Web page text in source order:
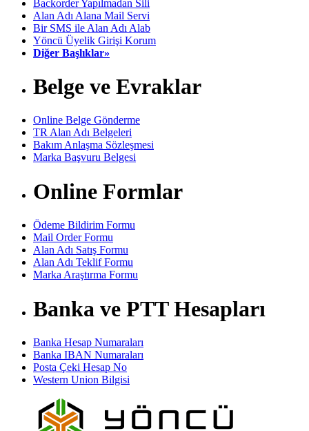
Backorder Yapılmadan Sili
Alan Adı Alana Mail Servi
Bir SMS ile Alan Adı Alab
Yöncü Üyelik Girişi Korum
Diğer Başlıklar»
Belge ve Evraklar
Online Belge Gönderme
TR Alan Adı Belgeleri
Bakım Anlaşma Sözleşmesi
Marka Başvuru Belgesi
Online Formlar
Ödeme Bildirim Formu
Mail Order Formu
Alan Adı Satış Formu
Alan Adı Teklif Formu
Marka Araştırma Formu
Banka ve PTT Hesapları
Banka Hesap Numaraları
Banka IBAN Numaraları
Posta Çeki Hesap No
Western Union Bilgisi